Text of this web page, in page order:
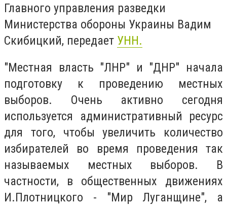
Главного управления разведки
Министерства обороны Украины Вадим
Скибицкий, передает УНН.
"Местная власть "ЛНР" и "ДНР" начала
подготовку к проведению местных
выборов. Очень активно сегодня
используется административный ресурс
для того, чтобы увеличить количество
избирателей во время проведения так
называемых местных выборов. В
частности, в общественных движениях
И.Плотницкого - "Мир Луганщине", а